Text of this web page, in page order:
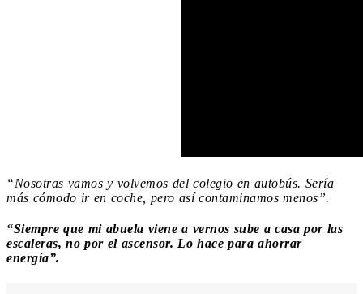
“Nosotras vamos y volvemos del colegio en autobús. Sería
más cómodo ir en coche, pero así contaminamos menos”.
“Siempre que mi abuela viene a vernos sube a casa por las
escaleras, no por el ascensor. Lo hace para ahorrar
energía”.